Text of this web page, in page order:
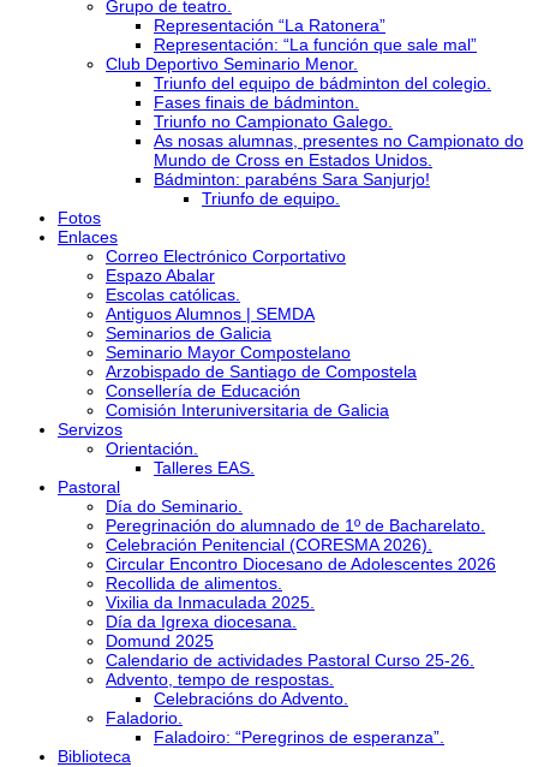
Grupo de teatro.
Representación “La Ratonera”
Representación: “La función que sale mal”
Club Deportivo Seminario Menor.
Triunfo del equipo de bádminton del colegio.
Fases finais de bádminton.
Triunfo no Campionato Galego.
As nosas alumnas, presentes no Campionato do
Mundo de Cross en Estados Unidos.
Bádminton: parabéns Sara Sanjurjo!
Triunfo de equipo.
Fotos
Enlaces
Correo Electrónico Corportativo
Espazo Abalar
Escolas católicas.
Antiguos Alumnos | SEMDA
Seminarios de Galicia
Seminario Mayor Compostelano
Arzobispado de Santiago de Compostela
Consellería de Educación
Comisión Interuniversitaria de Galicia
Servizos
Orientación.
Talleres EAS.
Pastoral
Día do Seminario.
Peregrinación do alumnado de 1º de Bacharelato.
Celebración Penitencial (CORESMA 2026).
Circular Encontro Diocesano de Adolescentes 2026
Recollida de alimentos.
Vixilia da Inmaculada 2025.
Día da Igrexa diocesana.
Domund 2025
Calendario de actividades Pastoral Curso 25-26.
Advento, tempo de respostas.
Celebracións do Advento.
Faladorio.
Faladoiro: “Peregrinos de esperanza”.
Biblioteca